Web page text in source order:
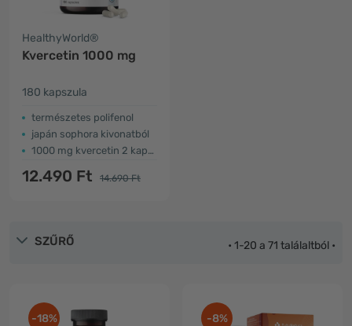
HealthyWorld®
Kvercetin 1000 mg
180 kapszula
természetes polifenol
japán sophora kivonatból
1000 mg kvercetin 2 kapszulában
12.490 Ft 14.690 Ft
SZŰRŐ • 1-20 a 71 találaltból •
-18% -8%